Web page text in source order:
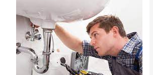
تسربات
المياه
بالرياض